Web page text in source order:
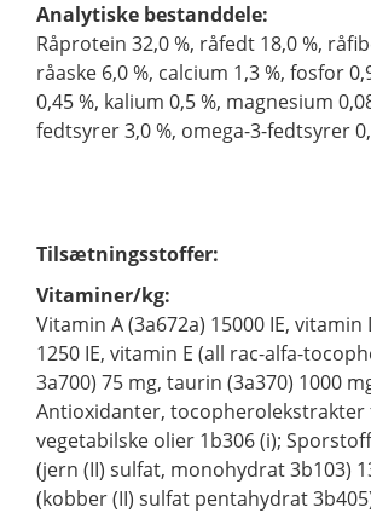
Analytiske bestanddele:
Råprotein 32,0 %, råfedt 18,0 %,
råaske 6,0 %, calcium 1,3 %, fosfor
0,45 %, kalium 0,5 %, magnesium
fedtsyrer 3,0 %, omega-3-fedtsyrer
Tilsætningsstoffer:
Vitaminer/kg:
Vitamin A (3a672a) 15000 IE, vitamin
1250 IE, vitamin E (all rac-alfa-
3a700) 75 mg, taurin (3a370) 1000
Antioxidanter, tocopherolekstrakter
vegetabilske olier 1b306 (i);
(jern (II) sulfat, monohydrat 3b103)
(kobber (II) sulfat pentahydrat